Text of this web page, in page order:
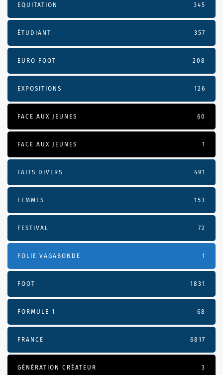
EQUITATION 345
ÉTUDIANT 357
EURO FOOT 208
EXPOSITIONS 126
FACE AUX JEUNES 60
FACE AUX JEUNES 1
FAITS DIVERS 491
FEMMES 153
FESTIVAL 72
FOLIE VAGABONDE 1
FOOT 1831
FORMULE 1 68
FRANCE 6817
GÉNÉRATION CRÉATEUR 3